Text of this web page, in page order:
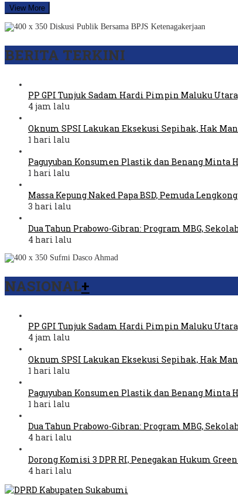
View More
BERITA TERKINI
PP GPI Tunjuk Sadam Hardi Pimpin Maluku
4 jam lalu
Oknum SPSI Lakukan Eksekusi Sepihak, Hak
1 hari lalu
Paguyuban Konsumen Plastik dan Benang Minta
1 hari lalu
Massa Kepung Naked Papa BSD, Pemuda
3 hari lalu
Dua Tahun Prabowo-Gibran: Program MBG,
4 hari lalu
NASIONAL+
PP GPI Tunjuk Sadam Hardi Pimpin Maluku
4 jam lalu
Oknum SPSI Lakukan Eksekusi Sepihak, Hak
1 hari lalu
Paguyuban Konsumen Plastik dan Benang Minta
1 hari lalu
Dua Tahun Prabowo-Gibran: Program MBG,
4 hari lalu
Dorong Komisi 3 DPR RI, Penegakan Hukum
4 hari lalu